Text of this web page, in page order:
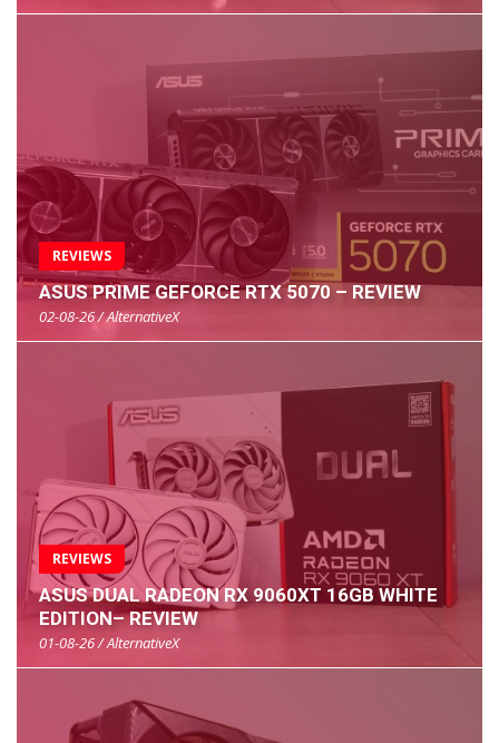
REVIEWS
ASUS PRIME GEFORCE RTX 5070 – REVIEW
02-08-26 / AlternativeX
REVIEWS
ASUS DUAL RADEON RX 9060XT 16GB WHITE
EDITION– REVIEW
01-08-26 / AlternativeX